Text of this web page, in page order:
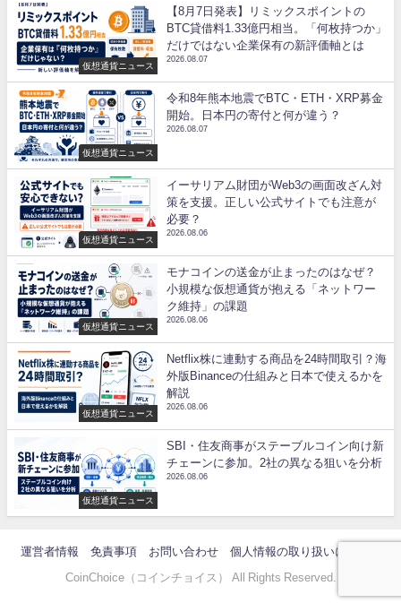
仮想通貨ニュース
【8月7日発表】リミックスポイントの
BTC貸借料1.33億円相当。「何枚持つか」
だけではない企業保有の新評価軸とは
2026.08.07
仮想通貨ニュース
令和8年熊本地震でBTC・ETH・XRP募金
開始。日本円の寄付と何が違う？
2026.08.07
仮想通貨ニュース
イーサリアム財団がWeb3の画面改ざん対
策を支援。正しい公式サイトでも注意が
必要？
2026.08.06
仮想通貨ニュース
モナコインの送金が止まったのはなぜ？
小規模な仮想通貨が抱える「ネットワー
ク維持」の課題
2026.08.06
仮想通貨ニュース
Netflix株に連動する商品を24時間取引？海
外版Binanceの仕組みと日本で使えるかを
解説
2026.08.06
仮想通貨ニュース
SBI・住友商事がステーブルコイン向け新
チェーンに参加。2社の異なる狙いを分析
2026.08.06
運営者情報 免責事項 お問い合わせ 個人情報の取り扱いについて
CoinChoice（コインチョイス） All Rights Reserved.